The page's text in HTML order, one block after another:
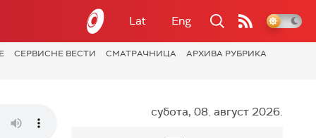
Lat Eng
СЕРВИСНЕ ВЕСТИ СМАТРАЧНИЦА АРХИВА РУБРИКА
субота, 08. август 2026.